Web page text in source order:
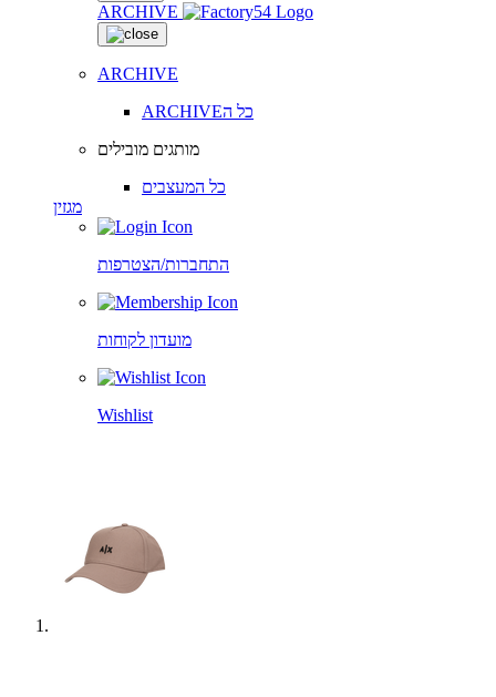
ARCHIVE
ARCHIVE
ARCHIVEכל ה
מותגים מובילים
כל המעצבים
מגזין
התחברות/הצטרפות
מועדון לקוחות
Wishlist